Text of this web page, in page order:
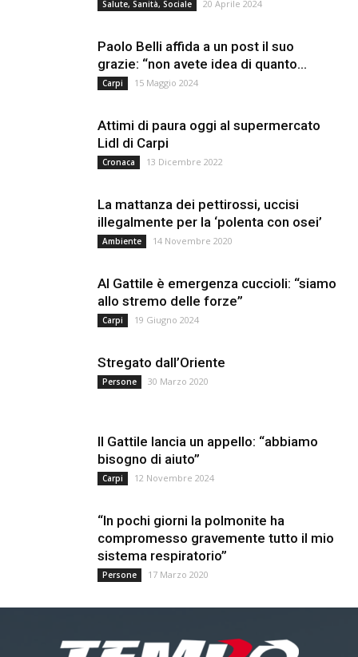
Salute, Sanità, Sociale 20 Aprile 2024
Paolo Belli affida a un post il suo
grazie: “non avete idea di quanto...
Carpi 15 Maggio 2024
Attimi di paura oggi al supermercato
Lidl di Carpi
Cronaca 13 Dicembre 2022
La mattanza dei pettirossi, uccisi
illegalmente per la ‘polenta con osei’
Ambiente 14 Novembre 2020
Al Gattile è emergenza cuccioli: “siamo
allo stremo delle forze”
Carpi 19 Giugno 2024
Stregato dall’Oriente
Persone 30 Marzo 2020
Il Gattile lancia un appello: “abbiamo
bisogno di aiuto”
Carpi 12 Novembre 2024
“In pochi giorni la polmonite ha
compromesso gravemente tutto il mio
sistema respiratorio”
Persone 17 Marzo 2020